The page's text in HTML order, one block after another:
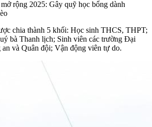
rộng 2025: Gây quỹ học bổng dành
chia thành 5 khối: Học sinh THCS, THPT;
bà Thanh lịch; Sinh viên các trường Đại
an và Quân đội; Vận động viên tự do.